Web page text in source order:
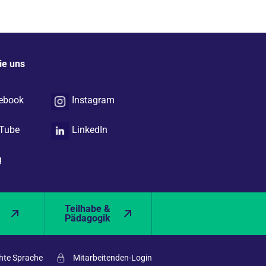
uns
Instagram
LinkedIn
Teilhabe &
Pädagogik
Sprache Mitarbeitenden-Login